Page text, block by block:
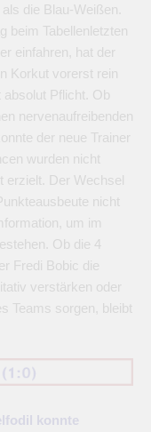
die Blau-Weißen.
beim Tabellenletzten
einfahren, hat der
Korkut vorerst rein
Pflicht. Ob
nervenaufreibenden
der neue Trainer
wurden nicht
erzielt. Der Wechsel
nicht
um im
Ob die 4
Fredi Bobic die
verstärken oder
Teams sorgen, bleibt
konnte